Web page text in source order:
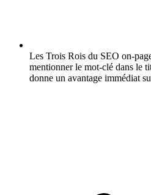
Les Trois Rois du SEO on-
mentionner le mot-clé dans le
donne un avantage immédiat